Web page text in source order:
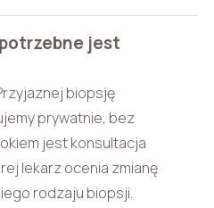
jest
biopsję
prywatnie, bez
jest konsultacja
lekarz ocenia zmianę
rodzaju biopsji.